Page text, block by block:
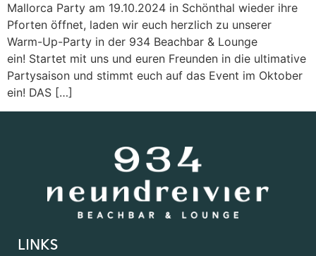
Mallorca Party am 19.10.2024 in Schönthal wieder ihre
Pforten öffnet, laden wir euch herzlich zu unserer
Warm-Up-Party in der 934 Beachbar & Lounge
ein! Startet mit uns und euren Freunden in die ultimative
Partysaison und stimmt euch auf das Event im Oktober
ein! DAS […]
links